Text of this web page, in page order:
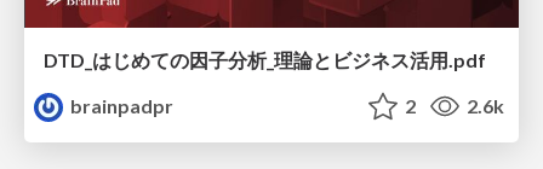
DTD_はじめての因子分析_理論とビジネス活用.pdf
brainpadpr
2 2.6k